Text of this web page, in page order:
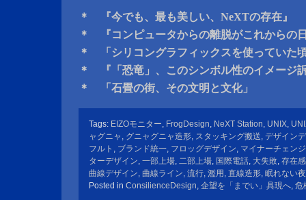
＊ 『今でも、最も美しい、NeXTの存在』
＊ 『コンピュータからの離脱がこれからの
＊ 「シリコングラフィックスを使っていた
＊ 『「恐竜」、このシンボル性のイメージ
＊ 「石畳の街、その文明と文化」
Tags: EIZOモニター, FrogDesign, NeXT Station, UNIX,
ャグニャ , グニャグニャ造形, スタッキング搬送, デザイン
フルト , ブランド統一, フロッグデザイン, マイナーチェン
ターデザイン, 一部上場, 二部上場, 国際電話, 大失敗, 存在感
曲線デザイン, 曲線ライン, 流行, 濫用 , 直線造形, 眠れない夜
Posted in ConsilienceDesign, 企望を「までい」具現へ, 危